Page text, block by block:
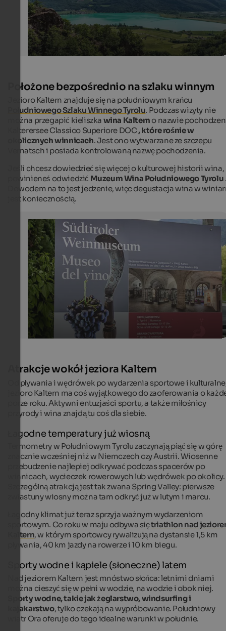
Położone bezpośrednio na szlaku winnym
South Tyrolean Wine Museum
The Wine Museum in Kaltern lets visitors learn more
wine growing tradition in South Tyrol.
Internet Consulting - Fabian Auer
Jezioro Kaltern znajduje się na południowym krańcu
Południowego Szlaku Winnego Tyrolu. Podczas wizyty nie
można przegapić kieliszka wina Kaltern o nazwie
Kalterersee Classico Superiore DOC, które rośnie w
okolicznych winnicach. Jest ono wytwarzane ze szczepu
Vernatsch i posiada kontrolowaną nazwę pochodzenia.
Jeśli chcesz dowiedzieć się więcej o kulturowej historii wina,
powinieneś odwiedzić Muzeum Wina Południowego Tyrolu
Dowodem na to jest jedzenie, więc degustacja wina w
jest koniecznością.
Atrakcje wokół jeziora Kaltern
Od pływania i wędrówek po wydarzenia sportowe i
jezioro Kaltern ma coś wyjątkowego do zaoferowania o
porze roku. Aktywni entuzjaści sportu, a także miłośnicy
przyrody i wina znajdą tu coś dla siebie.
Łagodne temperatury już wiosną
Termometry w Południowym Tyrolu zaczynają piąć się w górę
znacznie wcześniej niż w Niemczech czy Austrii. Wiosenne
przebudzenie najlepiej odkrywać podczas spacerów po
winnicach, wycieczek rowerowych lub wędrówek po okolicy.
Szczególną atrakcją jest tak zwana Spring Valley: pierwsze
zwiastuny wiosny można tam odkryć już w lutym i marcu.
Łagodny klimat już teraz sprzyja ważnym wydarzeniom
sportowym. Co roku w maju odbywa siętriathlon nad
Kaltern, w którym sportowcy rywalizują na dystansie 1,5 km
pływania, 40 km jazdy na rowerze i 10 km biegu.
Sporty wodne i kąpiele (słoneczne) latem
Nad jeziorem Kaltern jest mnóstwo słońca: letnimi dniami
można cieszyć się w pełni w wodzie, na wodzie i obok niej.
Sporty wodne, takie jak żeglarstwo, windsurfing i
kajakarstwo, tylko czekają na wypróbowanie. Południowy
wiatr Ora oferuje do tego idealne warunki w południe.